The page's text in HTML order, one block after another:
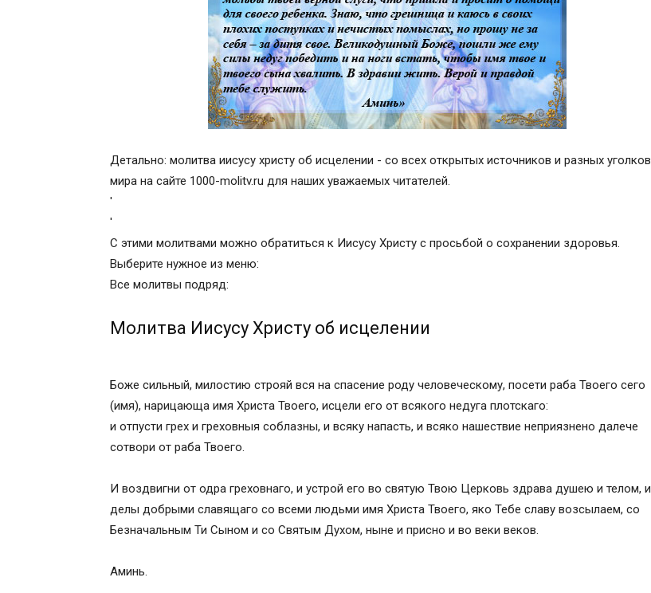
Детально: молитва иисусу христу об исцелении - со всех открытых источников и разных уголков
мира на сайте 1000-molitv.ru для наших уважаемых читателей.
'
'
С этими молитвами можно обратиться к Иисусу Христу с просьбой о сохранении здоровья.
Выберите нужное из меню:
Все молитвы подряд:
Молитва Иисусу Христу об исцелении
Боже сильный, милостию строяй вся на спасение роду человеческому, посети раба Твоего сего
(имя), нарицающа имя Христа Твоего, исцели его от всякого недуга плотскаго:
и отпусти грех и греховныя соблазны, и всяку напасть, и всяко нашествие неприязнено далече
сотвори от раба Твоего.
И воздвигни от одра греховнаго, и устрой его во святую Твою Церковь здрава душею и телом, и
делы добрыми славящаго со всеми людьми имя Христа Твоего, яко Тебе славу возсылаем, со
Безначальным Ти Сыном и со Святым Духом, ныне и присно и во веки веков.
Аминь.